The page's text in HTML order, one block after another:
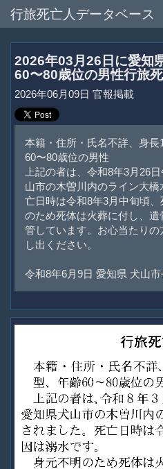
行旅死亡人データベース
2026年03月26日に愛知
60〜80歳位の男性行旅
2026年06月09日 官報掲載
本籍・住所・氏名不詳、身
60〜80歳位の男性
上記の者は、令和8年3月26
山市の木曽川内のライン大
亡日時は令和8年3月中旬頃
のため死体は火葬に付し、
管しています。お心当たり
し出ください。
令和8年6月9日 愛知県 犬山市